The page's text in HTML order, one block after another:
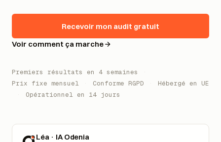
Recevoir mon audit gratuit
Voir comment ça marche
Premiers résultats en 4 semaines
·
Prix fixe mensuel
· Conforme RGPD ·
Hébergé en UE
·
Opérationnel en 14 jours
Léa · IA Odenia